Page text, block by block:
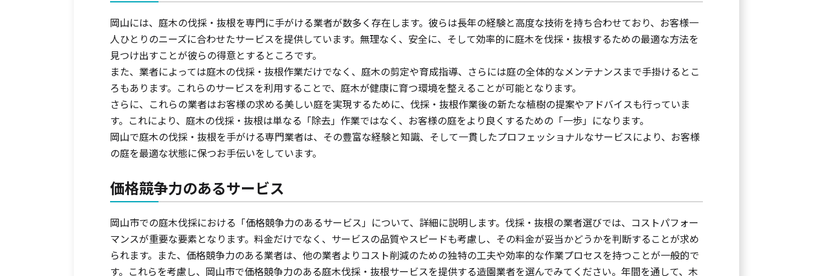
岡山には、庭木の伐採・抜根を専門に手がける業者が数多く存在します。彼らは長年の経験と高度な技術を持ち合わせており、お客様一
人ひとりのニーズに合わせたサービスを提供しています。無理なく、安全に、そして効率的に庭木を伐採・抜根するための最適な方法を
見つけ出すことが彼らの得意とするところです。
また、業者によっては庭木の伐採・抜根作業だけでなく、庭木の剪定や育成指導、さらには庭の全体的なメンテナンスまで手掛けるとこ
ろもあります。これらのサービスを利用することで、庭木が健康に育つ環境を整えることが可能となります。
さらに、これらの業者はお客様の求める美しい庭を実現するために、伐採・抜根作業後の新たな植樹の提案やアドバイスも行っていま
す。これにより、庭木の伐採・抜根は単なる「除去」作業ではなく、お客様の庭をより良くするための「一歩」になります。
岡山で庭木の伐採・抜根を手がける専門業者は、その豊富な経験と知識、そして一貫したプロフェッショナルなサービスにより、お客様
の庭を最適な状態に保つお手伝いをしています。
価格競争力のあるサービス
岡山市での庭木伐採における「価格競争力のあるサービス」について、詳細に説明します。伐採・抜根の業者選びでは、コストパフォー
マンスが重要な要素となります。料金だけでなく、サービスの品質やスピードも考慮し、その料金が妥当かどうかを判断することが求め
られます。また、価格競争力のある業者は、他の業者よりコスト削減のための独特の工夫や効率的な作業プロセスを持つことが一般的で
す。これらを考慮し、岡山市で価格競争力のある庭木伐採・抜根サービスを提供する造園業者を選んでみてください。年間を通して、木